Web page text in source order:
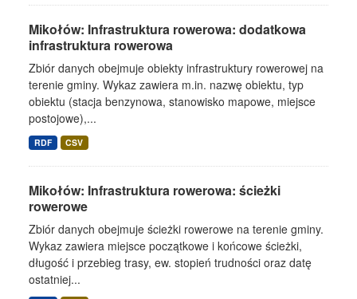
Mikołów: Infrastruktura rowerowa: dodatkowa
infrastruktura rowerowa
Zbiór danych obejmuje obiekty infrastruktury rowerowej na
terenie gminy. Wykaz zawiera m.in. nazwę obiektu, typ
obiektu (stacja benzynowa, stanowisko mapowe, miejsce
postojowe),...
RDF CSV
Mikołów: Infrastruktura rowerowa: ścieżki
rowerowe
Zbiór danych obejmuje ścieżki rowerowe na terenie gminy.
Wykaz zawiera miejsce początkowe i końcowe ścieżki,
długość i przebieg trasy, ew. stopień trudności oraz datę
ostatniej...